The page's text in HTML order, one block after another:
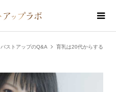
バストアップのQ&A
育乳は20代からする